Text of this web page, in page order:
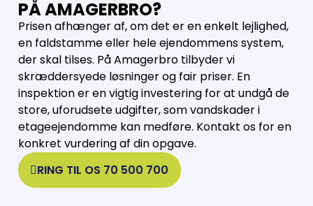
PÅ AMAGERBRO?
Prisen afhænger af, om det er en enkelt lejlighed,
en faldstamme eller hele ejendommens system,
der skal tilses. På Amagerbro tilbyder vi
skræddersyede løsninger og fair priser. En
inspektion er en vigtig investering for at undgå de
store, uforudsete udgifter, som vandskader i
etageejendomme kan medføre. Kontakt os for en
konkret vurdering af din opgave.
RING TIL OS 70 500 700